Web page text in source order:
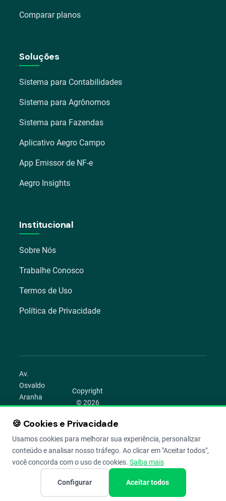
Comparar planos
Soluções
Sistema para Contabilidades
Sistema para Agrônomos
Sistema para Fazendas
Aplicativo Aegro Campo
App Emissor de NF-e
Aegro Insights
Institucional
Sobre Nós
Trabalhe Conosco
Termos de Uso
Política de Privacidade
Av.
Osvaldo
Aranha
1022 –
Bom
Porto
Alegre –
RS
Copyright
© 2026
Todos os
direitos
reservados.
🍪 Cookies e Privacidade
Usamos cookies para melhorar sua experiência, personalizar
conteúdo e analisar nosso tráfego. Ao clicar em "Aceitar todos",
você concorda com o uso de cookies. Saiba mais
Configurar Aceitar todos